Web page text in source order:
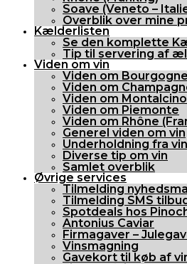
Soave (Veneto –
Overblik over mine
Kælderlisten
Se den komplette
Tip til servering af
Viden om vin
Viden om Bourgogne
Viden om
Viden om
Viden om Piemonte
Viden om Rhône
Generel viden om vin
Underholdning fra
Diverse tip om vin
Samlet overblik
Øvrige services
Tilmelding
Tilmelding SMS tilbud
Spotdeals hos
Antonius Caviar
Firmagaver –
Vinsmagning
Gavekort til køb af